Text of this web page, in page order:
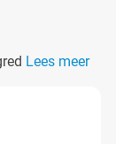
Het
Lees meer